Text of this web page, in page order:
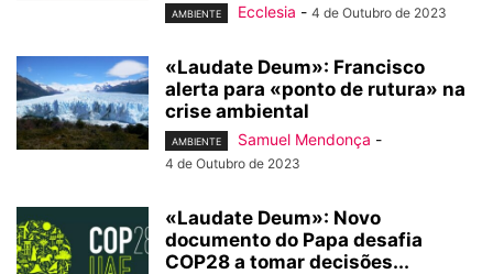
AMBIENTE Ecclesia - 4 de Outubro de 2023
«Laudate Deum»: Francisco
alerta para «ponto de rutura» na
crise ambiental
AMBIENTE Samuel Mendonça -
4 de Outubro de 2023
«Laudate Deum»: Novo
documento do Papa desafia
COP28 a tomar decisões...